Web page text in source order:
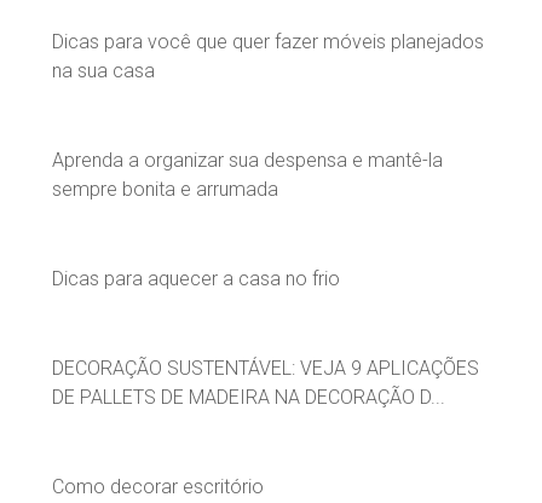
Dicas para você que quer fazer móveis planejados
na sua casa
Aprenda a organizar sua despensa e mantê-la
sempre bonita e arrumada
Dicas para aquecer a casa no frio
DECORAÇÃO SUSTENTÁVEL: VEJA 9 APLICAÇÕES
DE PALLETS DE MADEIRA NA DECORAÇÃO D...
Como decorar escritório